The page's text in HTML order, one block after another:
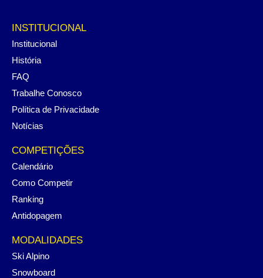
INSTITUCIONAL
Institucional
História
FAQ
Trabalhe Conosco
Política de Privacidade
Notícias
COMPETIÇÕES
Calendário
Como Competir
Ranking
Antidopagem
MODALIDADES
Ski Alpino
Snowboard